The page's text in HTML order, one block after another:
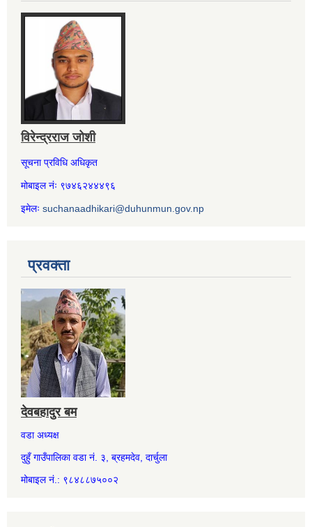
विरेन्द्रराज जोशी
सूचना प्रविधि अधिकृत
मोबाइल नंः ९७४६२४४४९६
इमेलः suchanaadhikari@duhunmun.gov.np
प्रवक्ता
देवबहादुर बम
वडा अध्यक्ष
दुहुँ गाउँपालिका वडा नं. ३, ब्रहमदेव, दार्चुला
मोबाइल नं.: ९८४८८७५००२